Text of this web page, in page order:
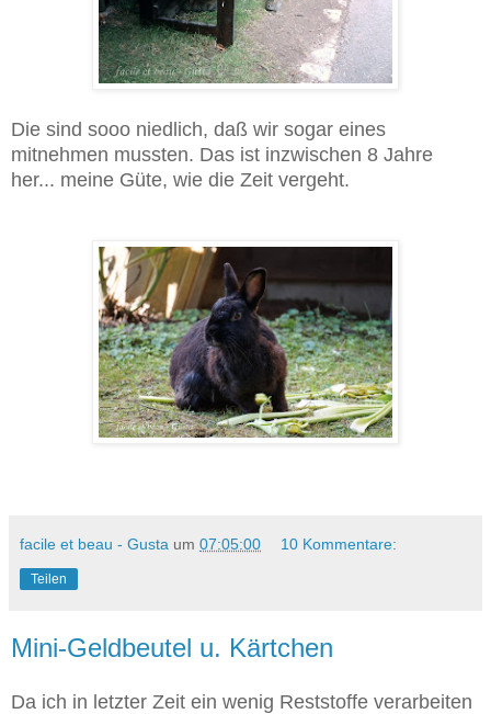
Die sind sooo niedlich, daß wir sogar eines
mitnehmen mussten. Das ist inzwischen 8 Jahre
her... meine Güte, wie die Zeit vergeht.
facile et beau - Gusta um 07:05:00 10 Kommentare:
Teilen
Mini-Geldbeutel u. Kärtchen
Da ich in letzter Zeit ein wenig Reststoffe verarbeiten